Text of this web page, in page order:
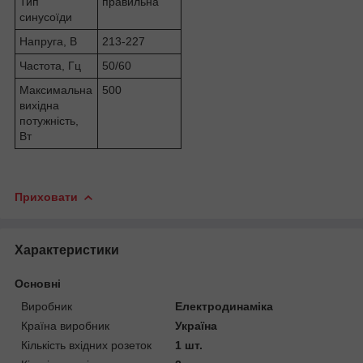
синусоїди
Напруга, В
213-227
Частота, Гц
50/60
Максимальна
вихідна
потужність,
Вт
500
Приховати
Характеристики
Основні
Виробник
Електродинаміка
Країна виробник
Україна
Кількість вхідних розеток
1 шт.